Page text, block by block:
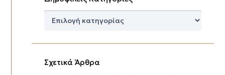
Δημοφιλείς
Σχετικά Άρθρα